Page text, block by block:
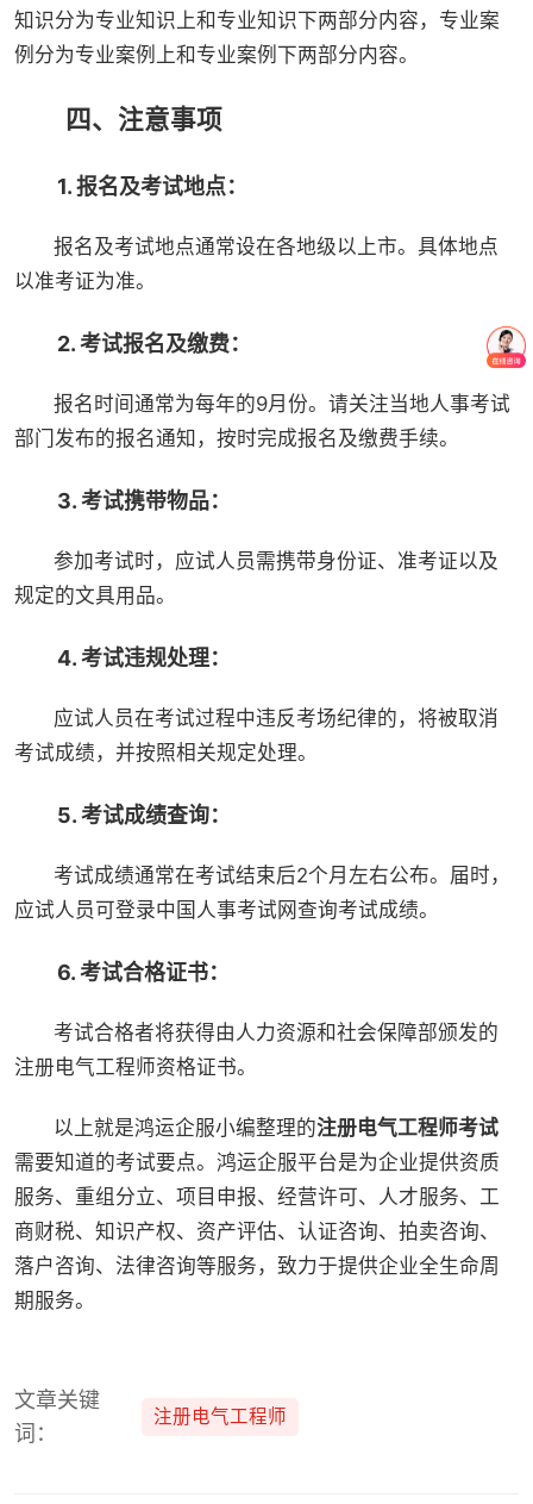
知识分为专业知识上和专业知识下两部分内容，专业案
例分为专业案例上和专业案例下两部分内容。
四、注意事项
1. 报名及考试地点：
报名及考试地点通常设在各地级以上市。具体地点
以准考证为准。
2. 考试报名及缴费：
报名时间通常为每年的9月份。请关注当地人事考试
部门发布的报名通知，按时完成报名及缴费手续。
3. 考试携带物品：
参加考试时，应试人员需携带身份证、准考证以及
规定的文具用品。
4. 考试违规处理：
应试人员在考试过程中违反考场纪律的，将被取消
考试成绩，并按照相关规定处理。
5. 考试成绩查询：
考试成绩通常在考试结束后2个月左右公布。届时，
应试人员可登录中国人事考试网查询考试成绩。
6. 考试合格证书：
考试合格者将获得由人力资源和社会保障部颁发的
注册电气工程师资格证书。
以上就是鸿运企服小编整理的注册电气工程师考试
需要知道的考试要点。鸿运企服平台是为企业提供资质
服务、重组分立、项目申报、经营许可、人才服务、工
商财税、知识产权、资产评估、认证咨询、拍卖咨询、
落户咨询、法律咨询等服务，致力于提供企业全生命周
期服务。
文章关键
词：
注册电气工程师